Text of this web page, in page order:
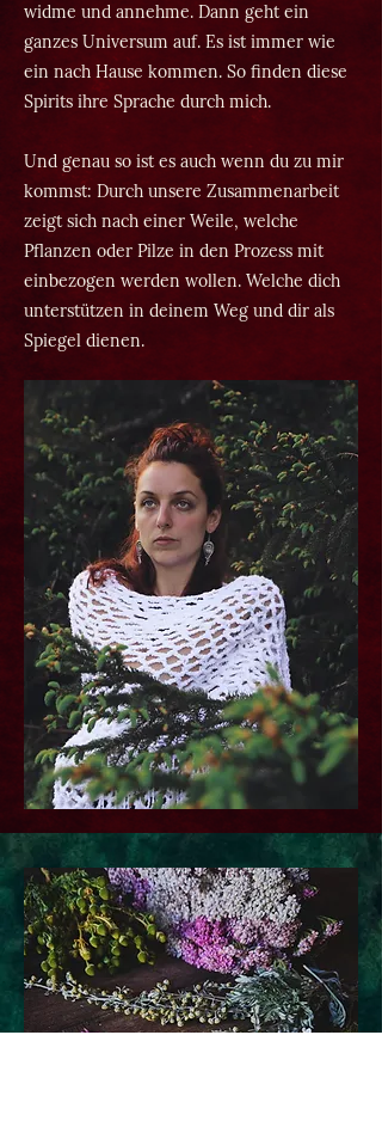
widme und annehme. Dann geht ein
ganzes Universum auf. Es ist immer wie
ein nach Hause kommen. So finden diese
Spirits ihre Sprache durch mich.
Und genau so ist es auch wenn du zu mir
kommst: Durch unsere Zusammenarbeit
zeigt sich nach einer Weile, welche
Pflanzen oder Pilze in den Prozess mit
einbezogen werden wollen. Welche dich
unterstützen in deinem Weg und dir als
Spiegel dienen.